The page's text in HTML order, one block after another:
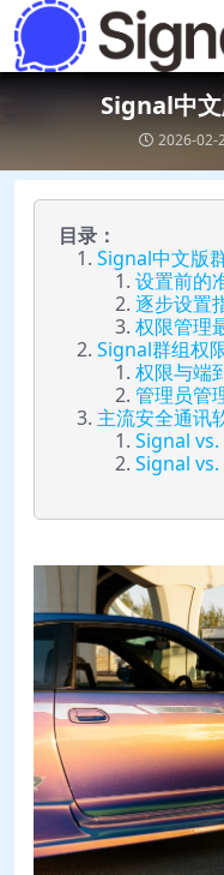
Signal中
2026-02-
目录：
Signal中文版
设置前的
逐步设置
权限管理
Signal群组权
权限与端
管理员管
主流安全通讯
Signal
Signal